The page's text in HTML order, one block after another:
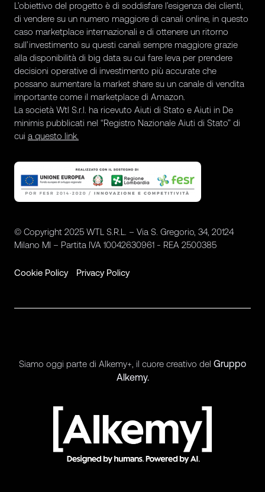
L’obiettivo del progetto è di soddisfare l’esigenza dei clienti,
di vendere su un numero maggiore di canali online, in questo
caso marketplace internazionali e di ottenere un ritorno
sull’investimento su questi canali sempre maggiore grazie
alla disponibilità di big data su cui fare leva per prendere
decisioni operative di investimento più accurate che
possano aumentare la market share su un canale di vendita
importante come il marketplace di Amazon.
La società Wtl S.r.l. ha ricevuto Aiuti di Stato e Aiuti in De
minimis pubblicati nel “Registro Nazionale Aiuti di Stato” di
cui a questo link.
© Copyright 2025 WTL S.R.L. – Via S. Gregorio, 34, 20124
Milano MI – Partita IVA 10042630961 - REA 2500385
Cookie Policy Privacy Policy
Siamo oggi parte di Alkemy+, il cuore creativo del Gruppo
Alkemy.